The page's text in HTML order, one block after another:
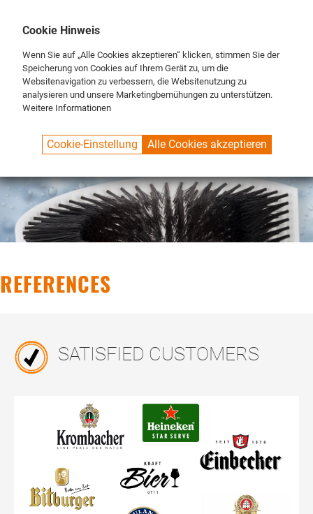
SPUELBOY.DE BRAND SPUELBOY_REFERENZEN
REFERENCES
SATISFIED CUSTOMERS
Cookie Hinweis
Wenn Sie auf „Alle Cookies akzeptieren“ klicken, stimmen Sie der
Speicherung von Cookies auf Ihrem Gerät zu, um die
Websitenavigation zu verbessern, die Websitenutzung zu
analysieren und unsere Marketingbemühungen zu unterstützen.
Weitere Informationen
Cookie-Einstellung Alle Cookies akzeptieren